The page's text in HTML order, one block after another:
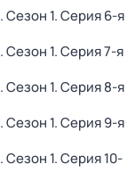
. Сезон 1. Серия 6-я
. Сезон 1. Серия 7-я
. Сезон 1. Серия 8-я
. Сезон 1. Серия 9-я
. Сезон 1. Серия 10-